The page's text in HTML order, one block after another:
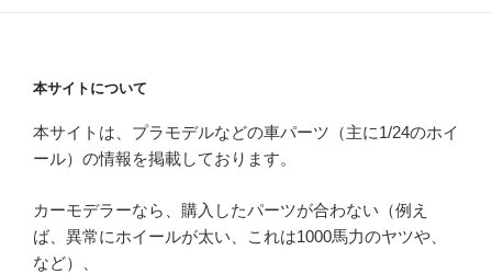
本サイトについて
本サイトは、プラモデルなどの車パーツ（主に1/24のホイ
ール）の情報を掲載しております。
カーモデラーなら、購入したパーツが合わない（例え
ば、異常にホイールが太い、これは1000馬力のヤツや、
など）、